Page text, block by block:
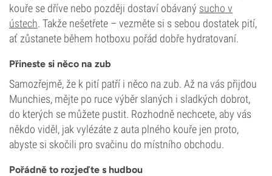
kouře se dříve nebo později dostaví obávaný sucho v
ústech. Takže nešetřete – vezměte si s sebou dostatek pití,
ať zůstanete během hotboxu pořád dobře hydratovaní.
Přineste si něco na zub
Samozřejmě, že k pití patří i něco na zub. Až na vás přijdou
Munchies, mějte po ruce výběr slaných i sladkých dobrot,
do kterých se můžete pustit. Rozhodně nechcete, aby vás
někdo viděl, jak vylézáte z auta plného kouře jen proto,
abyste si skočili pro svačinu do místního obchodu.
Pořádně to rozjeďte s hudbou